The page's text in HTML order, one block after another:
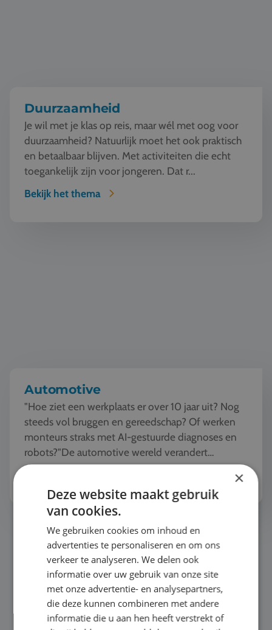
Duurzaamheid
Je wil met je klas op reis, maar wél met oog voor
duurzaamheid? Natuurlijk moet het ook praktisch
en betaalbaar blijven. Met activiteiten die echt
toegankelijk zijn voor jongeren. Dat r...
Bekijk het thema
Automotive
"Hoe ziet een werkplaats er over 10 jaar uit? Nog
steeds vol bruggen en gereedschap? Of werken
monteurs straks met AI-gestuurde diagnoses en
robots?"De automotive wereld verandert
razendsnel. Tijde...
Persoonlijke ontwikkeling
×
Deze website maakt gebruik
van cookies.
We gebruiken cookies om inhoud en
advertenties te personaliseren en om ons
verkeer te analyseren. We delen ook
informatie over uw gebruik van onze site
met onze advertentie- en analysepartners,
die deze kunnen combineren met andere
informatie die u aan hen heeft verstrekt of